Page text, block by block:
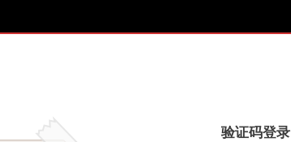
验证码登录